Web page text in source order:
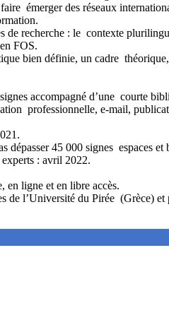
émerger des réseaux
recherche : le contexte
FOS.
bien définie, un cadre
accompagné d’une courte
professionnelle, e-mail,
dépasser 45 000 signes espaces
: avril 2022.
en ligne et en libre accès.
de l’Université du Pirée (Grèce)